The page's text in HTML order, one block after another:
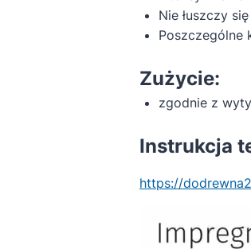
Nie łuszczy się
Poszczególne
Zużycie:
zgodnie z
Instrukcja
https://